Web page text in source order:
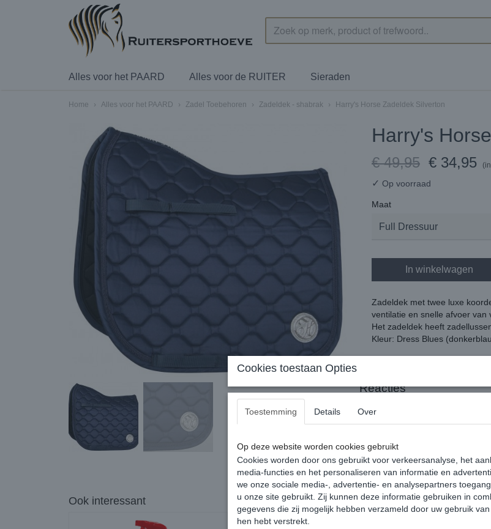
Alles voor het PAARD Alles voor de RUITER Sieraden
Home › Alles voor het PAARD › Zadel Toebehoren › Zadeldek - shabrak › Harry's Horse Zadeldek Silverton
Harry's
€ 49,95 € 34,95
✓ Op voorraad
Maat
In winkelwagen
Zadeldek met twee luxe
ventilatie en snelle afvoer van
Het zadeldek heeft
Kleur: Dress Blues
Reacties
Ook interessant
Cookies toestaan Opties
Toestemming Details Over
Op deze website worden cookies gebruikt
Cookies worden door ons gebruikt voor verkeersanalyse, het
media-functies en het personaliseren van informatie en
we onze sociale media-, advertentie- en analysepartners
u onze site gebruikt. Zij kunnen deze informatie gebruiken in
gegevens die zij mogelijk hebben verzameld door uw gebruik
hen hebt verstrekt.